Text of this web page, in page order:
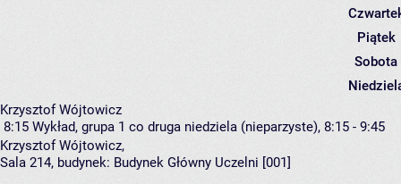
Piątek
Sobota
Krzysztof Wójtowicz
8:15 Wykład, grupa 1 co druga niedziela (nieparzyste), 8:15 - 9:45
Krzysztof Wójtowicz,
Sala 214, budynek: Budynek Główny Uczelni [001]